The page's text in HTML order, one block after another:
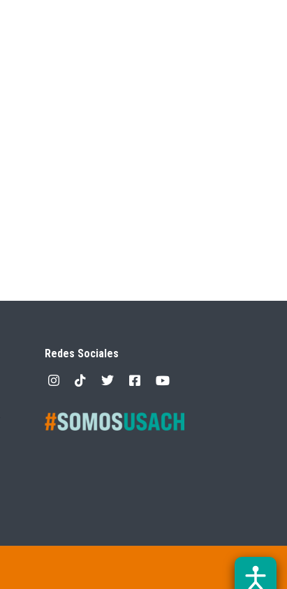
Redes Sociales